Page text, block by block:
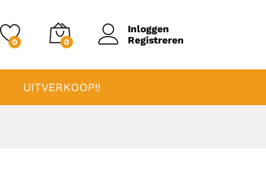
0 0
Inloggen
Registreren
UITVERKOOP!!